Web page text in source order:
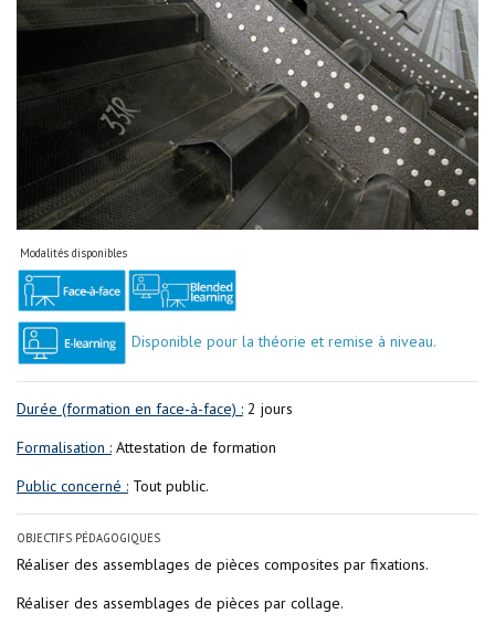
Modalités disponibles
Disponible pour la théorie et remise à niveau.
Durée (formation en face-à-face) : 2 jours
Formalisation : Attestation de formation
Public concerné : Tout public.
OBJECTIFS PÉDAGOGIQUES
Réaliser des assemblages de pièces composites par fixations.
Réaliser des assemblages de pièces par collage.